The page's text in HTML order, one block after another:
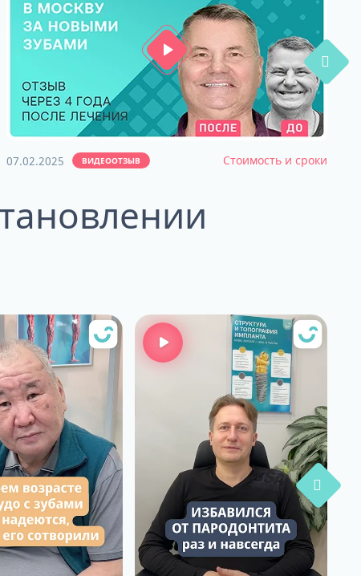
07.02.2025 ВИДЕООТЗЫВ Стоимость и сроки